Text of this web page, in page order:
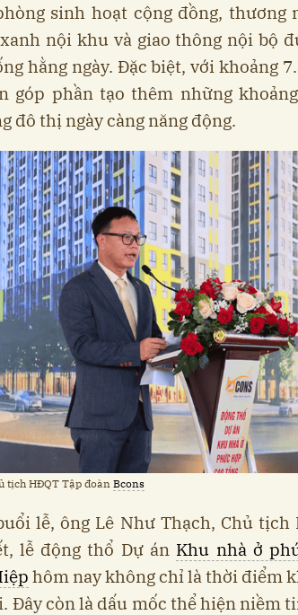
sinh hoạt cộng đồng, thương
nội khu và giao thông nội bộ
hằng ngày. Đặc biệt, với khoảng
góp phần tạo thêm những
đô thị ngày càng năng động.
tịch HĐQT Tập đoàn Bcons
lễ, ông Lê Như Thạch, Chủ tịch
lễ động thổ Dự án Khu nhà ở
hôm nay không chỉ là thời điểm
Đây còn là dấu mốc thể hiện niềm